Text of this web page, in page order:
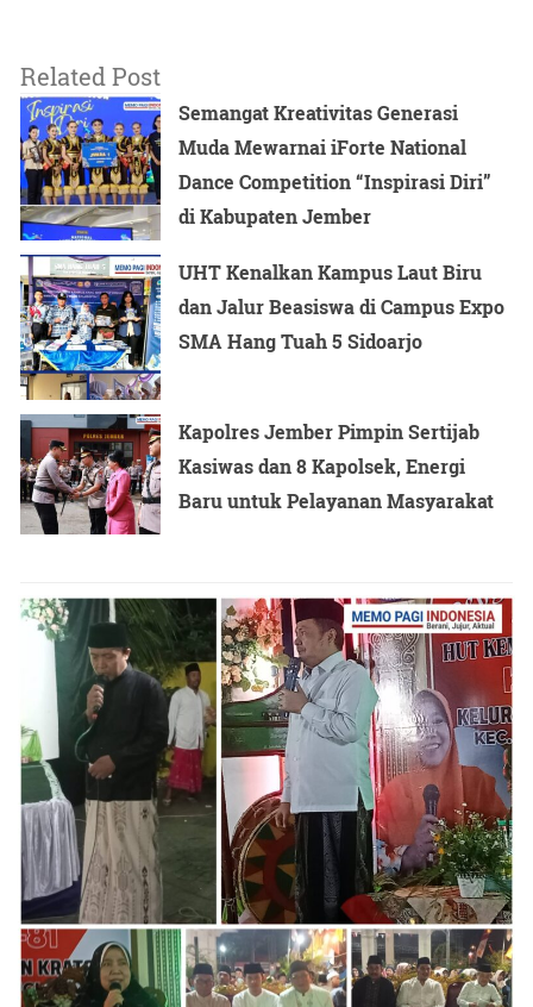
Related Post
Semangat Kreativitas Generasi
Muda Mewarnai iForte National
Dance Competition “Inspirasi Diri”
di Kabupaten Jember
UHT Kenalkan Kampus Laut Biru
dan Jalur Beasiswa di Campus Expo
SMA Hang Tuah 5 Sidoarjo
Kapolres Jember Pimpin Sertijab
Kasiwas dan 8 Kapolsek, Energi
Baru untuk Pelayanan Masyarakat